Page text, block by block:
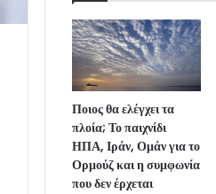
Ποιος θα ελέγχει τα
πλοία; Το παιχνίδι
ΗΠΑ, Ιράν, Ομάν για το
Ορμούζ και η συμφωνία
που δεν έρχεται